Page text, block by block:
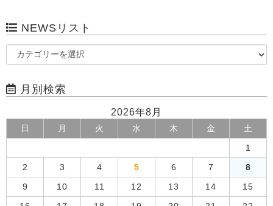
NEWSリスト
月別検索
2026年8月
日 月 火 水 木 金 土
1
2 3 4 5 6 7 8
9 10 11 12 13 14 15